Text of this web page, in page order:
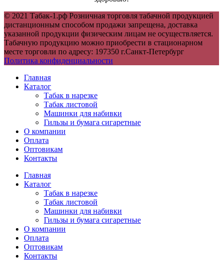
© 2021 Табак-1.рф Розничная торговля табачной продукцией
дистанционным способом продажи запрещена, доставка
указанной продукции физическим лицам не осуществляется.
Табачную продукцию можно приобрести в стационарном
месте торговли по адресу: 197350 г.Санкт-Петербург
Политика конфиденциальности
Главная
Каталог
Табак в нарезке
Табак листовой
Машинки для набивки
Гильзы и бумага сигаретные
О компании
Оплата
Оптовикам
Контакты
Главная
Каталог
Табак в нарезке
Табак листовой
Машинки для набивки
Гильзы и бумага сигаретные
О компании
Оплата
Оптовикам
Контакты